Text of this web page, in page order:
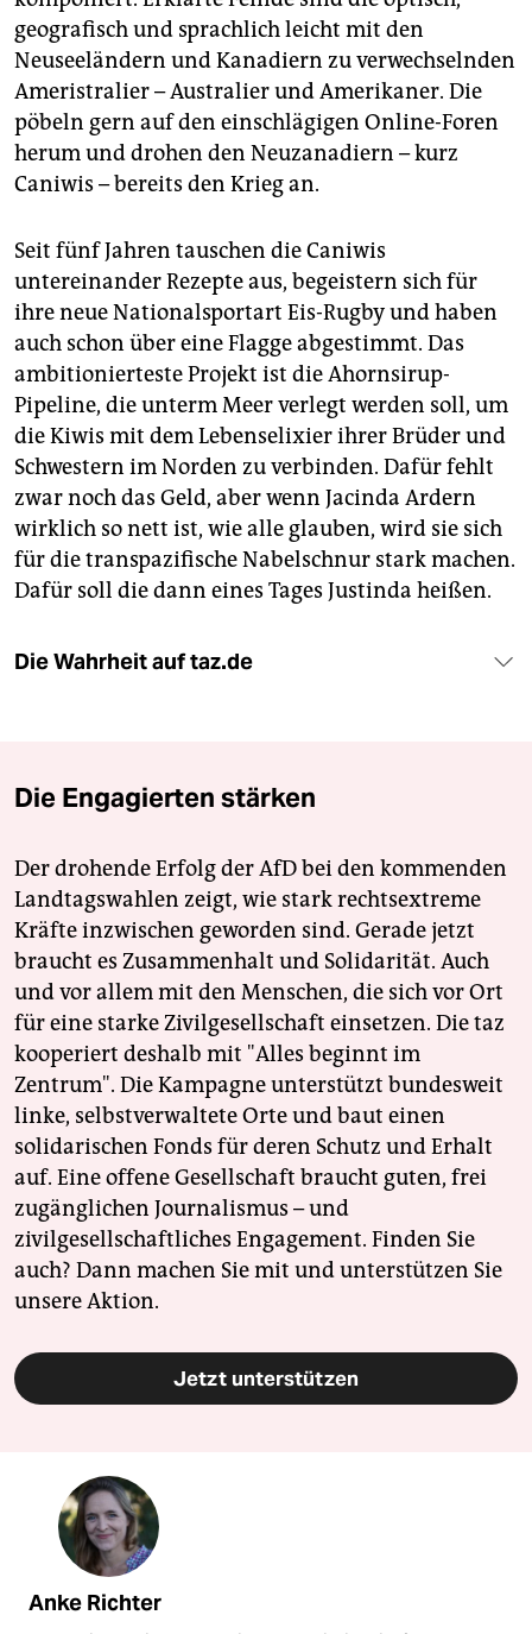
geografisch und sprachlich leicht mit den
Neuseeländern und Kanadiern zu verwechselnden
Ameristralier – Australier und Amerikaner. Die
pöbeln gern auf den einschlägigen Online-Foren
herum und drohen den Neuzanadiern – kurz
Caniwis – bereits den Krieg an.
Seit fünf Jahren tauschen die Caniwis
untereinander Rezepte aus, begeistern sich für
ihre neue Nationalsportart Eis-Rugby und haben
auch schon über eine Flagge abgestimmt. Das
ambitionierteste Projekt ist die Ahornsirup-
Pipeline, die unterm Meer verlegt werden soll, um
die Kiwis mit dem Lebenselixier ihrer Brüder und
Schwestern im Norden zu verbinden. Dafür fehlt
zwar noch das Geld, aber wenn Jacinda Ardern
wirklich so nett ist, wie alle glauben, wird sie sich
für die transpazifische Nabelschnur stark machen.
Dafür soll die dann eines Tages Justinda heißen.
Die Wahrheit auf taz.de
Die Engagierten stärken
Der drohende Erfolg der AfD bei den kommenden
Landtagswahlen zeigt, wie stark rechtsextreme
Kräfte inzwischen geworden sind. Gerade jetzt
braucht es Zusammenhalt und Solidarität. Auch
und vor allem mit den Menschen, die sich vor Ort
für eine starke Zivilgesellschaft einsetzen. Die taz
kooperiert deshalb mit "Alles beginnt im
Zentrum". Die Kampagne unterstützt bundesweit
linke, selbstverwaltete Orte und baut einen
solidarischen Fonds für deren Schutz und Erhalt
auf. Eine offene Gesellschaft braucht guten, frei
zugänglichen Journalismus – und
zivilgesellschaftliches Engagement. Finden Sie
auch? Dann machen Sie mit und unterstützen Sie
unsere Aktion.
Jetzt unterstützen
Anke Richter